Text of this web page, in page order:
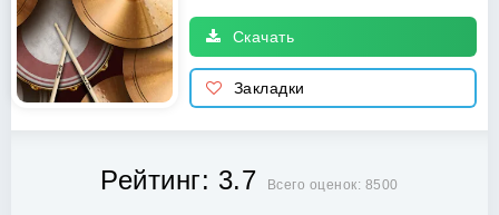
Скачать
Закладки
Рейтинг: 3.7 Всего оценок: 8500